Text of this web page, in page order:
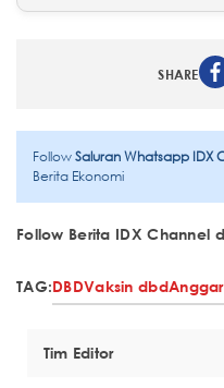
SHARE
FollowSaluran Whatsapp IDX
Berita Ekonomi
Follow Berita IDX Channel
TAG:DBDVaksin dbd
Tim Editor